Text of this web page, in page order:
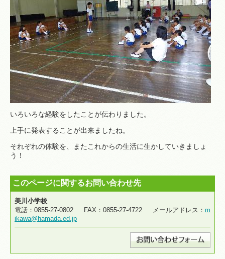
いろいろな経験をしたことが伝わりました。
上手に発表することが出来ましたね。
それぞれの体験を、またこれからの生活に生かしていきましょ
う！
このページに関するお問い合わせ先
美川小学校
電話：0855-27-0802 FAX：0855-27-4722 メールアドレス： m
ikawa@hamada.ed.jp